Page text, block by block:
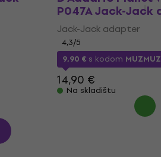
P047A Jack-Jack
Jack-Jack adapter
4,3/5
9,90 € s kodom
14,90 €
Na skladištu